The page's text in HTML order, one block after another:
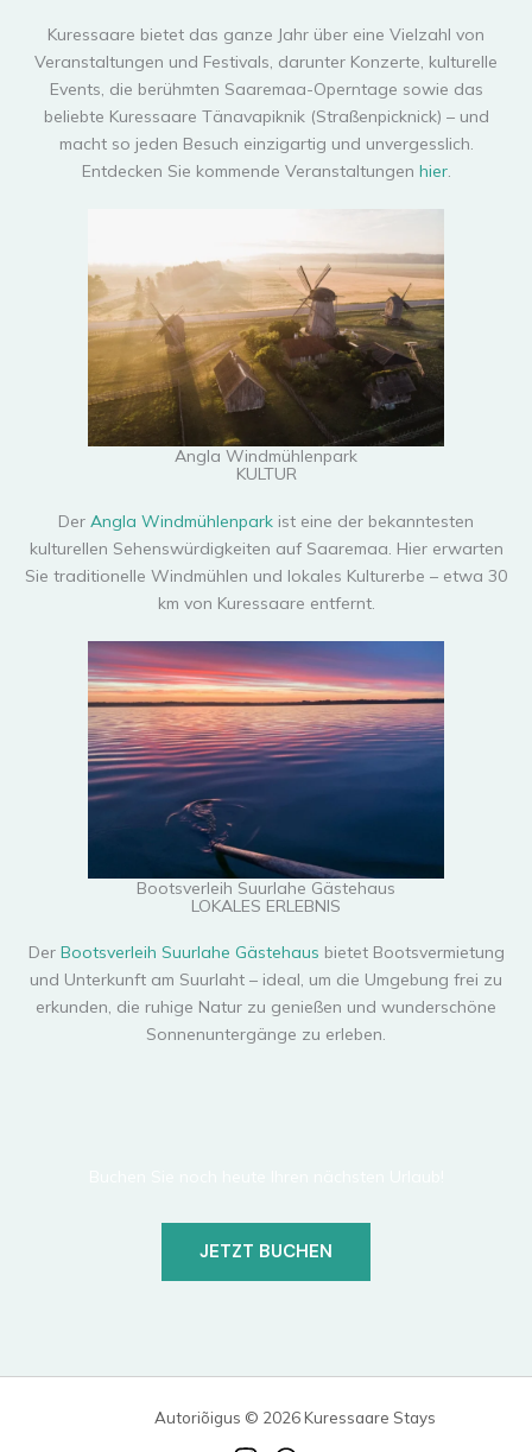
Kuressaare bietet das ganze Jahr über eine Vielzahl von
Veranstaltungen und Festivals, darunter Konzerte, kulturelle
Events, die berühmten Saaremaa-Operntage sowie das
beliebte Kuressaare Tänavapiknik (Straßenpicknick) – und
macht so jeden Besuch einzigartig und unvergesslich.
Entdecken Sie kommende Veranstaltungen hier.
Angla Windmühlenpark
KULTUR
Der Angla Windmühlenpark ist eine der bekanntesten
kulturellen Sehenswürdigkeiten auf Saaremaa. Hier erwarten
Sie traditionelle Windmühlen und lokales Kulturerbe – etwa 30
km von Kuressaare entfernt.
Bootsverleih Suurlahe Gästehaus
LOKALES ERLEBNIS
Der Bootsverleih Suurlahe Gästehaus bietet Bootsvermietung
und Unterkunft am Suurlaht – ideal, um die Umgebung frei zu
erkunden, die ruhige Natur zu genießen und wunderschöne
Sonnenuntergänge zu erleben.
JETZT BUCHEN
Autoriõigus © 2026 Kuressaare Stays